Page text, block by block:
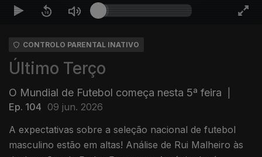
CONTROLO PARENTAL INATIVO
Último Terço
O Mundial de Futebol começa nesta 5ª feira
Ep. 104 09 jun. 2026
A expectativas sobre a seleção nacional de futebol
masculino estão em altas! Análise de Rui Malheiro às